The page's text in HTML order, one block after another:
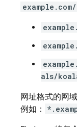
als/
网址格式的网
例如：